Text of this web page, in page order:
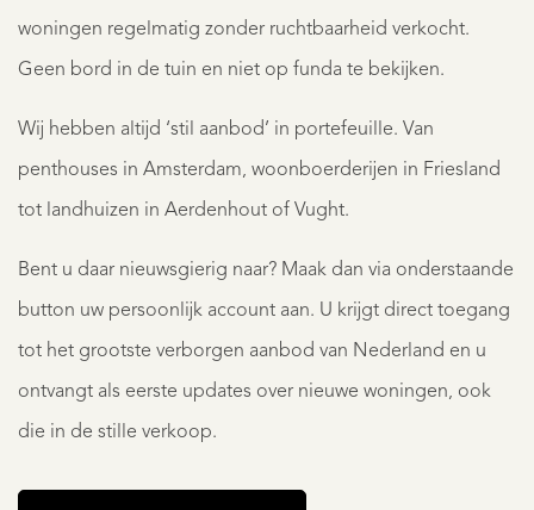
woningen regelmatig zonder ruchtbaarheid verkocht.
Geen bord in de tuin en niet op funda te bekijken.
Wij hebben altijd ‘stil aanbod’ in portefeuille. Van
penthouses in Amsterdam, woonboerderijen in Friesland
tot landhuizen in Aerdenhout of Vught.
Bent u daar nieuwsgierig naar? Maak dan via onderstaande
button uw persoonlijk account aan. U krijgt direct toegang
tot het grootste verborgen aanbod van Nederland en u
ontvangt als eerste updates over nieuwe woningen, ook
die in de stille verkoop.